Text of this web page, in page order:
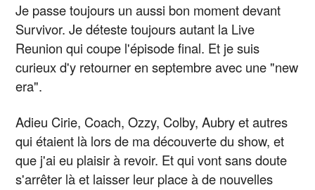
Je passe toujours un aussi bon moment devant
Survivor. Je déteste toujours autant la Live
Reunion qui coupe l'épisode final. Et je suis
curieux d'y retourner en septembre avec une "new
era".
Adieu Cirie, Coach, Ozzy, Colby, Aubry et autres
qui étaient là lors de ma découverte du show, et
que j'ai eu plaisir à revoir. Et qui vont sans doute
s'arrêter là et laisser leur place à de nouvelles